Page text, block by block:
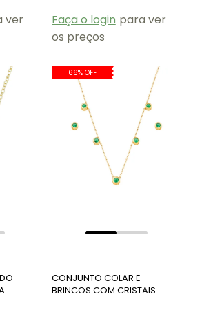
ver
Faça o login para ver
os preços
66% OFF
CONJUNTO COLAR E
BRINCOS COM CRISTAIS